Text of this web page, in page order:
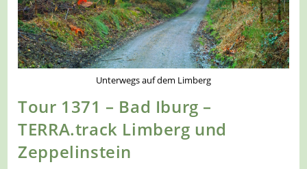
Unterwegs auf dem Limberg
Tour 1371 – Bad Iburg –
TERRA.track Limberg und
Zeppelinstein